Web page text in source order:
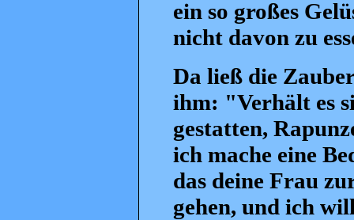
ein so großes
nicht davon zu
Da ließ die
ihm: "Verhält es
gestatten,
ich mache eine
das deine Frau
gehen, und ich